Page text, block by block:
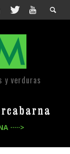
y verduras
·····>